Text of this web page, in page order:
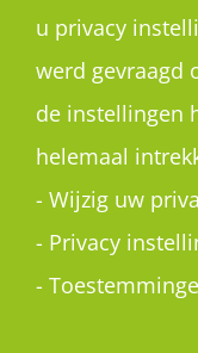
u privacy
werd gevraagd
de instellingen
helemaal
- Wijzig uw
- Privacy
-